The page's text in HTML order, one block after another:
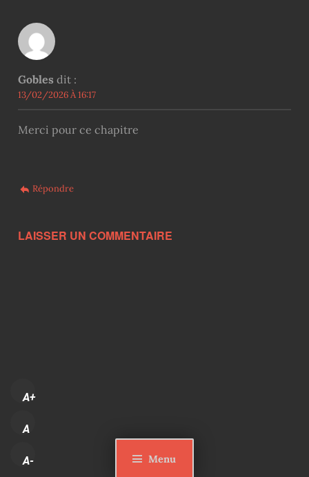
Menu
Gobles dit :
13/02/2026 À 16:17
Merci pour ce chapitre
Répondre
LAISSER UN COMMENTAIRE
A+
A
A-